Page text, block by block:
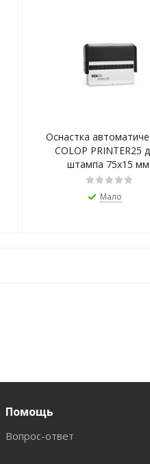
Оснастка
COLOP PRINTER25
штампа 75х15 мм
Мало
Помощь
Вопрос-ответ